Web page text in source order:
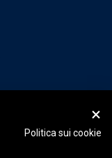
Politica sui cookie